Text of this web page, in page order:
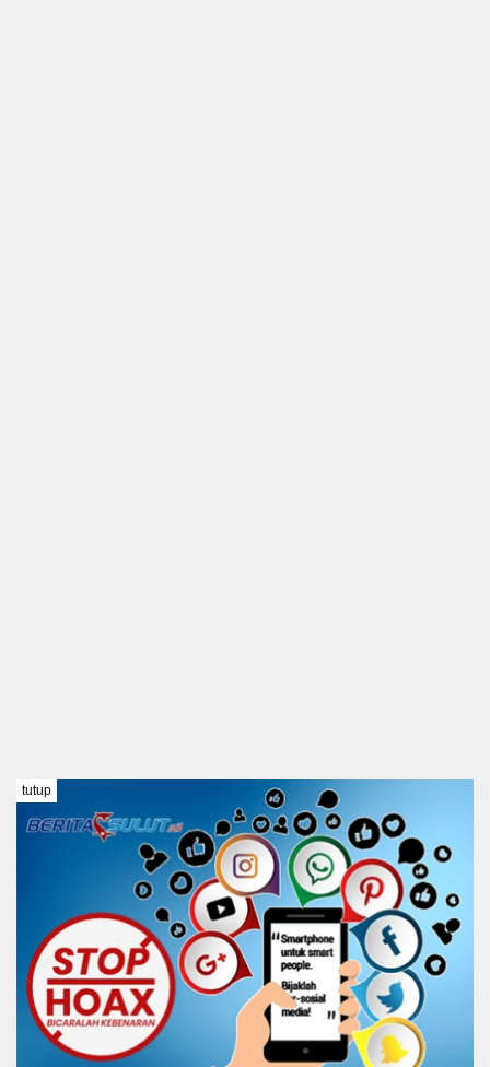
TENTANG KAMI REDAKSI
DISCLAIMER
PEDOMAN MEDIA SIBER
KODE ETIK
tutup